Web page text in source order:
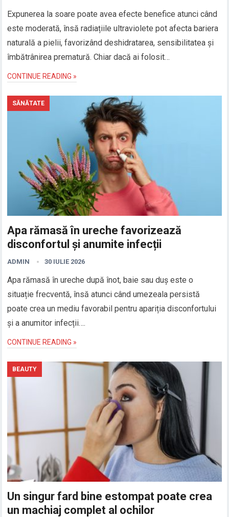
Expunerea la soare poate avea efecte benefice atunci când
este moderată, însă radiațiile ultraviolete pot afecta bariera
naturală a pielii, favorizând deshidratarea, sensibilitatea și
îmbătrânirea prematură. Chiar dacă ai folosit…
CONTINUE READING »
SĂNĂTATE
Apa rămasă în ureche favorizează
disconfortul și anumite infecții
ADMIN 30 IULIE 2026
Apa rămasă în ureche după înot, baie sau duș este o
situație frecventă, însă atunci când umezeala persistă
poate crea un mediu favorabil pentru apariția disconfortului
și a anumitor infecții….
CONTINUE READING »
BEAUTY
Un singur fard bine estompat poate crea
un machiaj complet al ochilor